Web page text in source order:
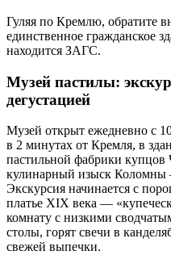
Гуляя по Кремлю, обратите
единственное гражданское
находится ЗАГС.
Музей пастилы:
дегустацией
Музей открыт ежедневно с
в 2 минутах от Кремля, в
пастильной фабрики
кулинарный изыск Коломны
Экскурсия начинается с
платье XIX века —
комнату с низкими
столы, горят свечи в
свежей выпечки.